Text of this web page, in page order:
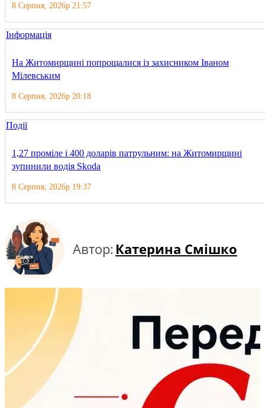
8 Серпня, 2026р 21:57
Інформація
На Житомирщині попрощалися із захисником Іваном
Мілевським
8 Серпня, 2026р 20:18
Події
1,27 проміле і 400 доларів патрульним: на Житомирщині
зупинили водія Skoda
8 Серпня, 2026р 19:37
Автор: Катерина Смішко